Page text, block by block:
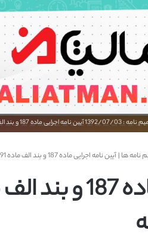
نامه ها |آیین نامه اجرایی ماده 187 و بند الف ماده 191 قانون برنامه پنجم توسعه